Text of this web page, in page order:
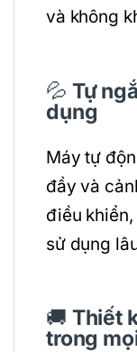
và không
💦 Tự
dụng
Máy tự
đầy và
điều
sử dụng
🚚 Thiết
trong